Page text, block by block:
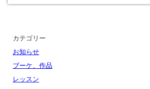
カテゴリー
お知らせ
ブーケ、作品
レッスン